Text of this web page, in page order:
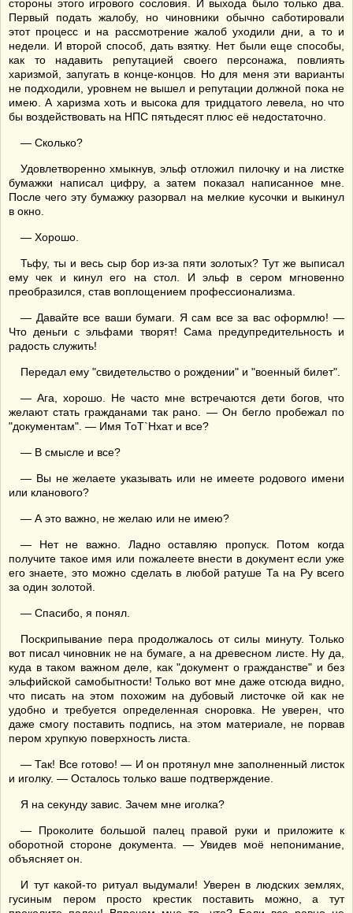
стороны этого игрового сословия. И выхода было только два.
Первый подать жалобу, но чиновники обычно саботировали
этот процесс и на рассмотрение жалоб уходили дни, а то и
недели. И второй способ, дать взятку. Нет были еще способы,
как то надавить репутацией своего персонажа, повлиять
харизмой, запугать в конце-концов. Но для меня эти варианты
не подходили, уровнем не вышел и репутации должной пока не
имею. А харизма хоть и высока для тридцатого левела, но что
бы воздействовать на НПС пятьдесят плюс её недостаточно.
— Сколько?
Удовлетворенно хмыкнув, эльф отложил пилочку и на листке
бумажки написал цифру, а затем показал написанное мне.
После чего эту бумажку разорвал на мелкие кусочки и выкинул
в окно.
— Хорошо.
Тьфу, ты и весь сыр бор из-за пяти золотых? Тут же выписал
ему чек и кинул его на стол. И эльф в сером мгновенно
преобразился, став воплощением профессионализма.
— Давайте все ваши бумаги. Я сам все за вас оформлю! —
Что деньги с эльфами творят! Сама предупредительность и
радость служить!
Передал ему "свидетельство о рождении" и "военный билет".
— Ага, хорошо. Не часто мне встречаются дети богов, что
желают стать гражданами так рано. — Он бегло пробежал по
"документам". — Имя ТоТ`Нхат и все?
— В смысле и все?
— Вы не желаете указывать или не имеете родового имени
или кланового?
— А это важно, не желаю или не имею?
— Нет не важно. Ладно оставляю пропуск. Потом когда
получите такое имя или пожалеете внести в документ если уже
его знаете, это можно сделать в любой ратуше Та на Ру всего
за один золотой.
— Спасибо, я понял.
Поскрипывание пера продолжалось от силы минуту. Только
вот писал чиновник не на бумаге, а на древесном листе. Ну да,
куда в таком важном деле, как "документ о гражданстве" и без
эльфийской самобытности! Только вот мне даже отсюда видно,
что писать на этом похожим на дубовый листочке ой как не
удобно и требуется определенная сноровка. Не уверен, что
даже смогу поставить подпись, на этом материале, не порвав
пером хрупкую поверхность листа.
— Так! Все готово! — И он протянул мне заполненный листок
и иголку. — Осталось только ваше подтверждение.
Я на секунду завис. Зачем мне иголка?
— Проколите большой палец правой руки и приложите к
оборотной стороне документа. — Увидев моё непонимание,
объясняет он.
И тут какой-то ритуал выдумали! Уверен в людских землях,
гусиным пером просто крестик поставить можно, а тут